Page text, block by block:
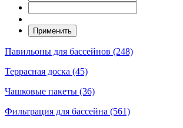
Павильоны для бассейнов (248)
Террасная доска (45)
Чашковые пакеты (36)
Фильтрация для бассейна (561)